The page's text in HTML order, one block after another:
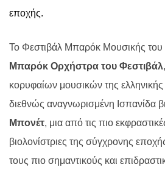
εποχής.
Το Φεστιβάλ Μπαρόκ Μουσικής του
Μπαρόκ Ορχήστρα του Φεστιβάλ
κορυφαίων μουσικών της
διεθνώς αναγνωρισμένη Ισπανίδα
Μπονέτ, μια από τις πιο
βιολονίστριες της σύγχρονης
τους πιο σημαντικούς και